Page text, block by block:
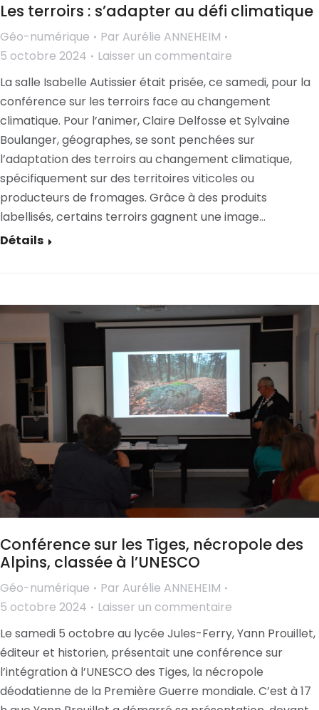
Les terroirs : s’adapter au défi climatique
Géo-numérique Par Aurélie ANNEHEIM
5 octobre 2024
Laisser un commentaire
La salle Isabelle Autissier était prisée, ce samedi, pour la
conférence sur les terroirs face au changement
climatique. Pour l’animer, Claire Delfosse et Sylvaine
Boulanger, géographes, se sont penchées sur
l’adaptation des terroirs au changement climatique,
spécifiquement sur des territoires viticoles ou
producteurs de fromages. Grâce à des produits
labellisés, certains terroirs gagnent une image…
Détails
Conférence sur les Tiges, nécropole des
Alpins, classée à l’UNESCO
Géo-numérique Par Aurélie ANNEHEIM
5 octobre 2024
Laisser un commentaire
Le samedi 5 octobre au lycée Jules-Ferry, Yann Prouillet,
éditeur et historien, présentait une conférence sur
l’intégration à l’UNESCO des Tiges, la nécropole
déodatienne de la Première Guerre mondiale. C’est à 17